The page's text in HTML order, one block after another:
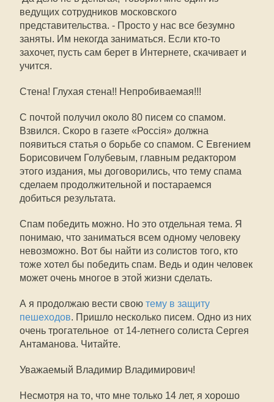
ведущих сотрудников московского
представительства. - Просто у нас все безумно
заняты. Им некогда заниматься. Если кто-то
захочет, пусть сам берет в Интернете, скачивает и
учится.
Стена! Глухая стена!! Непробиваемая!!!
С почтой получил около 80 писем со спамом.
Взвился. Скоро в газете «Россiя» должна
появиться статья о борьбе со спамом. С Евгением
Борисовичем Голубевым, главным редактором
этого издания, мы договорились, что тему спама
сделаем продолжительной и постараемся
добиться результата.
Спам победить можно. Но это отдельная тема. Я
понимаю, что заниматься всем одному человеку
невозможно. Вот бы найти из солистов того, кто
тоже хотел бы победить спам. Ведь и один человек
может очень многое в этой жизни сделать.
А я продолжаю вести свою тему в защиту
пешеходов. Пришло несколько писем. Одно из них
очень трогательное  от 14-летнего солиста Сергея
Антаманова. Читайте.
Уважаемый Владимир Владимирович!
Несмотря на то, что мне только 14 лет, я хорошо